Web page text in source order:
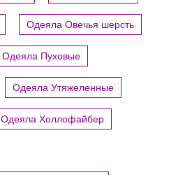
Одеяла Овечья шерсть
Одеяла Пуховые
Одеяла Утяжеленные
Одеяла Холлофайбер